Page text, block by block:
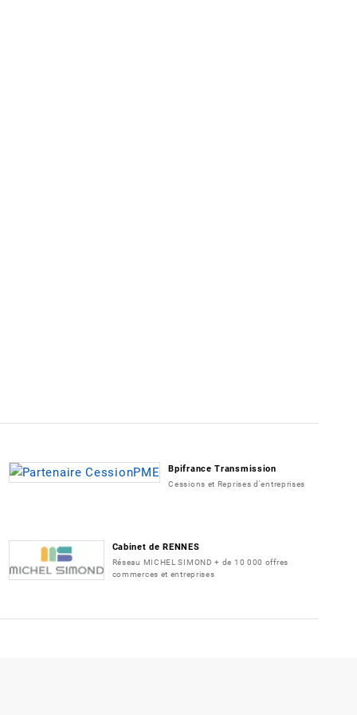
Bpifrance Transmission
Cessions et Reprises d'entreprises
Cabinet de RENNES
Réseau MICHEL SIMOND + de 10 000 offres
commerces et entreprises